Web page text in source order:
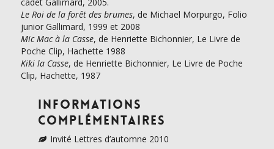
Le Roi de la forêt des brumes, de Michael Morpurgo, Folio
junior Gallimard, 1999 et 2008
Mic Mac à la Casse, de Henriette Bichonnier, Le Livre de
Poche Clip, Hachette 1988
Kiki la Casse, de Henriette Bichonnier, Le Livre de Poche
Clip, Hachette, 1987
Informations
complémentaires
Invité Lettres d’automne 2010